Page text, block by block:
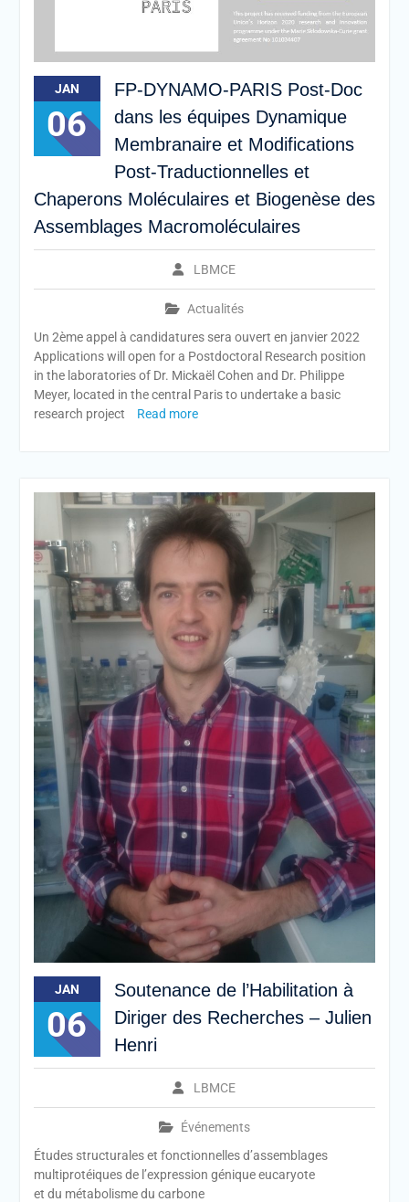
JAN
06
FP-DYNAMO-PARIS Post-Doc
dans les équipes Dynamique
Membranaire et Modifications
Post-Traductionnelles et
Chaperons Moléculaires et Biogenèse des
Assemblages Macromoléculaires
LBMCE
Actualités
Un 2ème appel à candidatures sera ouvert en janvier 2022
Applications will open for a Postdoctoral Research position
in the laboratories of Dr. Mickaël Cohen and Dr. Philippe
Meyer, located in the central Paris to undertake a basic
research project
Read more
JAN
06
Soutenance de l’Habilitation à
Diriger des Recherches – Julien
Henri
LBMCE
Événements
Études structurales et fonctionnelles d’assemblages
multiprotéiques de l’expression génique eucaryote
et du métabolisme du carbone